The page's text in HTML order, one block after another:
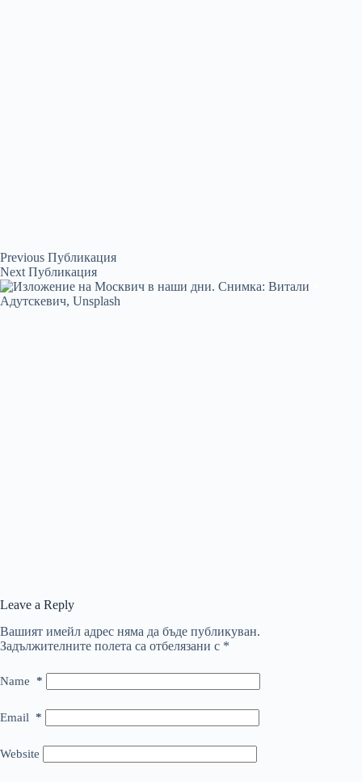
Previous Публикация
Next Публикация
Leave a Reply
Вашият имейл адрес няма да бъде публикуван.
Задължителните полета са отбелязани с *
Name *
Email *
Website